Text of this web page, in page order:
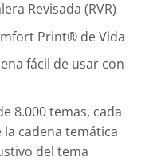
Revisada (RVR)
Print® de Vida
fácil de usar con
8.000 temas, cada
cadena temática
del tema